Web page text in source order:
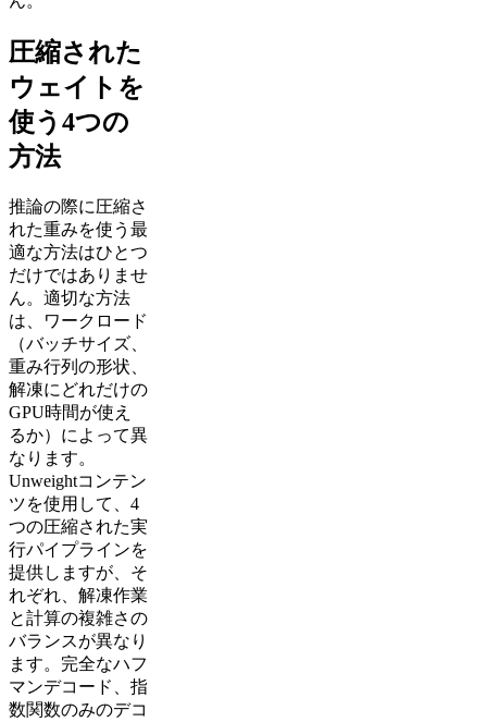
圧縮された
ウェイトを
使う4つの
方法
推論の際に圧縮さ
れた重みを使う最
適な方法はひとつ
だけではありませ
ん。適切な方法
は、ワークロード
（バッチサイズ、
重み行列の形状、
解凍にどれだけの
GPU時間が使え
るか）によって異
なります。
Unweightコンテン
ツを使用して、4
つの圧縮された実
行パイプラインを
提供しますが、そ
れぞれ、解凍作業
と計算の複雑さの
バランスが異なり
ます。完全なハフ
マンデコード、指
数関数のみのデコ